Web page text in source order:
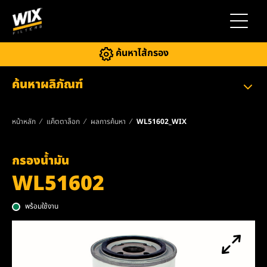
สลับการ
ค้นหาไส้กรอง
ค้นหาผลิภัณฑ์
หน้าหลัก แค็ตตาล็อก ผลการค้นหา WL51602_WIX
กรองน้ำมัน
WL51602
พร้อมใช้งาน